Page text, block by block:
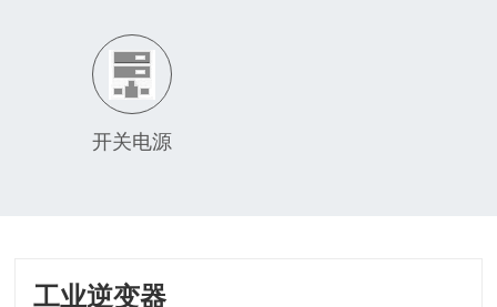
开关电源
工业逆变器